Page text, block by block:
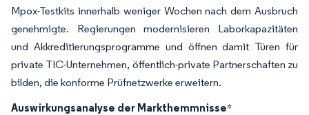
Mpox-Testkits innerhalb weniger Wochen nach dem Ausbruch
genehmigte. Regierungen modernisieren Laborkapazitäten
und Akkreditierungsprogramme und öffnen damit Türen für
private TIC-Unternehmen, öffentlich-private Partnerschaften zu
bilden, die konforme Prüfnetzwerke erweitern.
Auswirkungsanalyse der Markthemmnisse*